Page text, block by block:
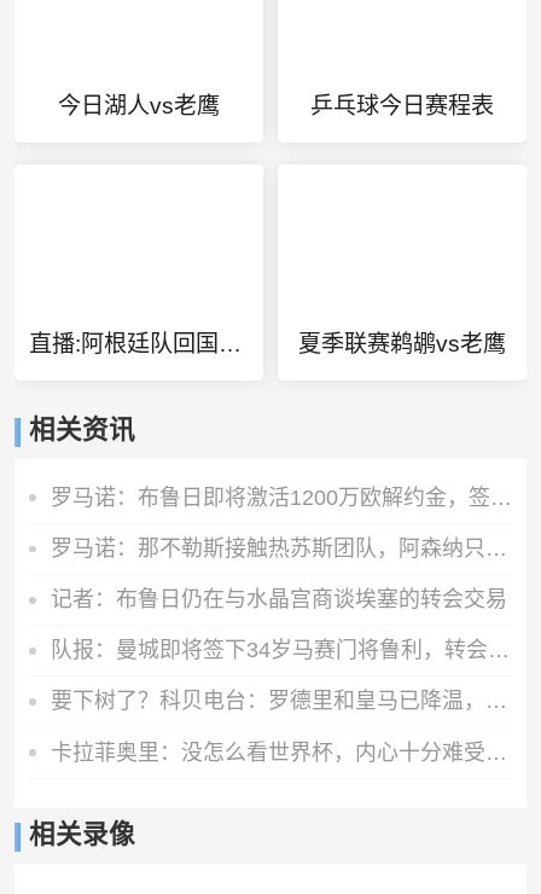
今日湖人vs老鹰 乒乓球今日赛程表
直播:阿根廷队回国球迷在机场欢呼 夏季联赛鹈鹕vs老鹰
相关资讯
罗马诺：布鲁日即将激活1200万欧解约金，签下马略卡前锋比尔希利
罗马诺：那不勒斯接触热苏斯团队，阿森纳只接受永久转会
记者：布鲁日仍在与水晶宫商谈埃塞的转会交易
队报：曼城即将签下34岁马赛门将鲁利，转会费350万欧元
要下树了？科贝电台：罗德里和皇马已降温，巴萨和他达成个人协议
卡拉菲奥里：没怎么看世界杯，内心十分难受，我会把情绪化为动力
相关录像